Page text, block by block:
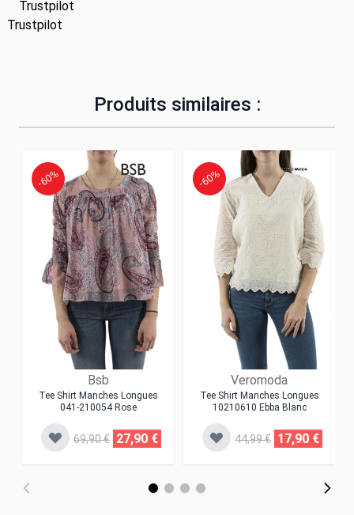
Trustpilot
Trustpilot
Produits similaires :
Bsb
Tee Shirt Manches Longues
041-210054 Rose
-60%
69,90 € 27,90 €
Veromoda
Tee Shirt Manches Longues
10210610 Ebba Blanc
-60%
44,99 € 17,90 €